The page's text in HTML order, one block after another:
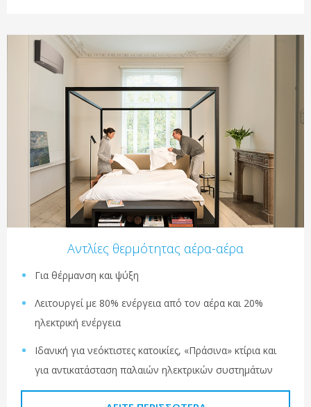
Αντλίες θερμότητας αέρα-αέρα
Για θέρμανση και ψύξη
Λειτουργεί με 80% ενέργεια από τον αέρα και 20%
ηλεκτρική ενέργεια
Ιδανική για νεόκτιστες κατοικίες, «Πράσινα» κτίρια και
για αντικατάσταση παλαιών ηλεκτρικών συστημάτων